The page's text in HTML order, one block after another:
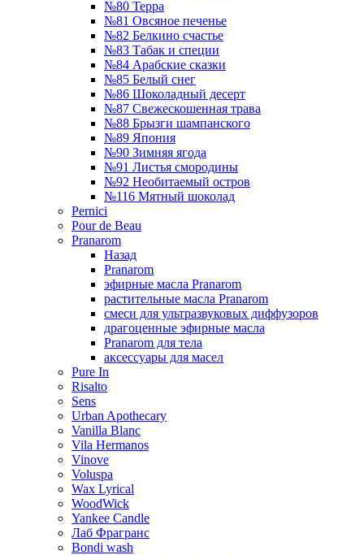
№80 Терра
№81 Овсяное печенье
№82 Белкино счастье
№83 Табак и специи
№84 Арабские сказки
№85 Белый снег
№86 Шоколадный десерт
№87 Свежескошенная трава
№88 Брызги шампанского
№89 Япония
№90 Зимняя ягода
№91 Листья смородины
№92 Необитаемый остров
№116 Мятный шоколад
Pernici
Pour de Beau
Pranarom
Назад
Pranarom
эфирные масла Pranarom
растительные масла Pranarom
смеси для ультразвуковых диффузоров
драгоценные эфирные масла
Pranarom для тела
аксессуары для масел
Pure In
Risalto
Sens
Urban Apothecary
Vanilla Blanc
Vila Hermanos
Vinove
Voluspa
Wax Lyrical
WoodWick
Yankee Candle
Лаб Фрагранс
Bondi wash